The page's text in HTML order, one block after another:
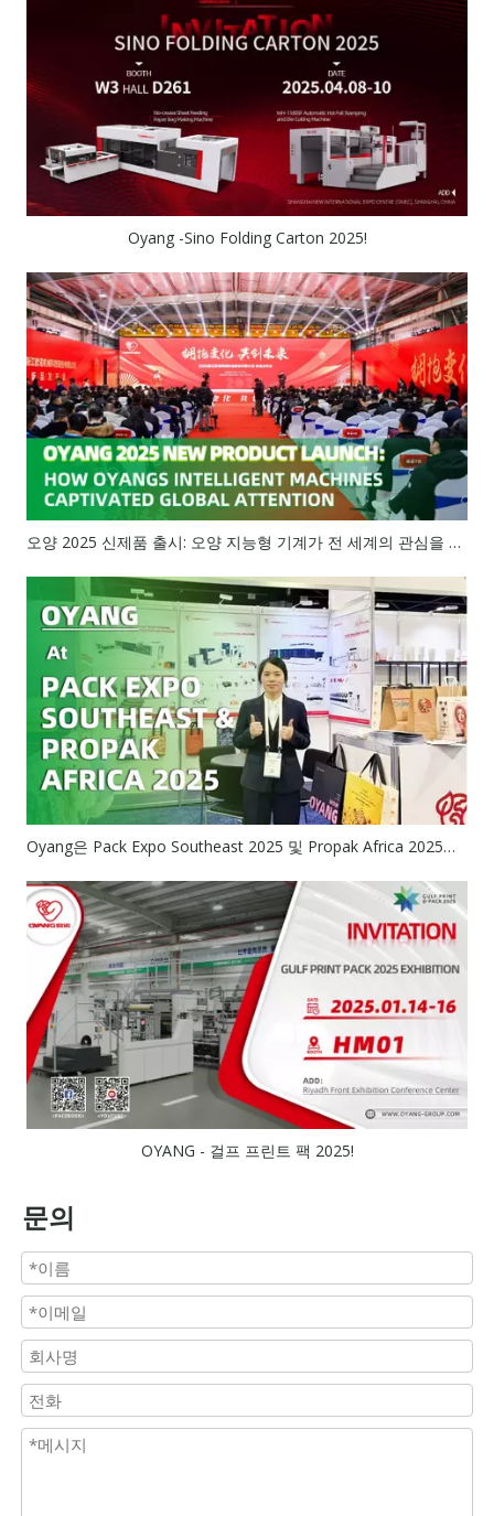
Oyang -Sino Folding Carton 2025!
오양 2025 신제품 출시: 오양 지능형 기계가 전 세계의 관심을 사로잡은 방법
Oyang은 Pack Expo Southeast 2025 및 Propak Africa 2025에서 혁신적인 포장 솔루션을 공개합니다.
OYANG - 걸프 프린트 팩 2025!
문의